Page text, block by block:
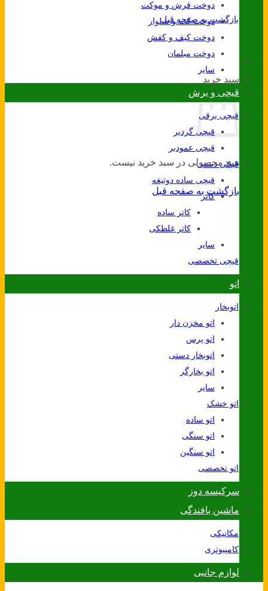
بازگشت به صفحه قبل
سبد خرید
هیچ محصولی در سبد خرید نیست.
بازگشت به صفحه قبل
دوخت فرش و موکت
دوخت کت و شلوار
دوخت کیف و کفش
دوخت مبلمان
سایر
قیچی و برش
قیچی برقی
قیچی گردبر
قیچی عمودبر
قیچی دستی
قیچی ساده دوتیغه
کاتر
کاتر ساده
کاتر غلطکی
سایر
قیچی تخصصی
اتو
اتوبخار
اتو مخزن دار
اتو پرس
اتوبخار دستی
اتو بخارگر
سایر
اتو خشک
اتو ساده
اتو سنگی
اتو سنگین
اتو تخصصی
سرکیسه دوز
ماشین بافندگی
مکانیکی
کامپیوتری
لوازم جانبی